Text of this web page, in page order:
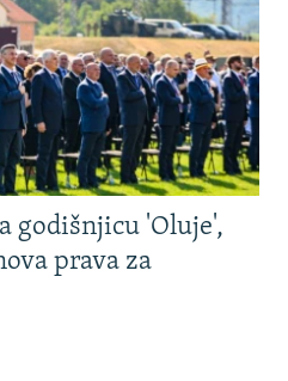
godišnjicu 'Oluje',
prava za